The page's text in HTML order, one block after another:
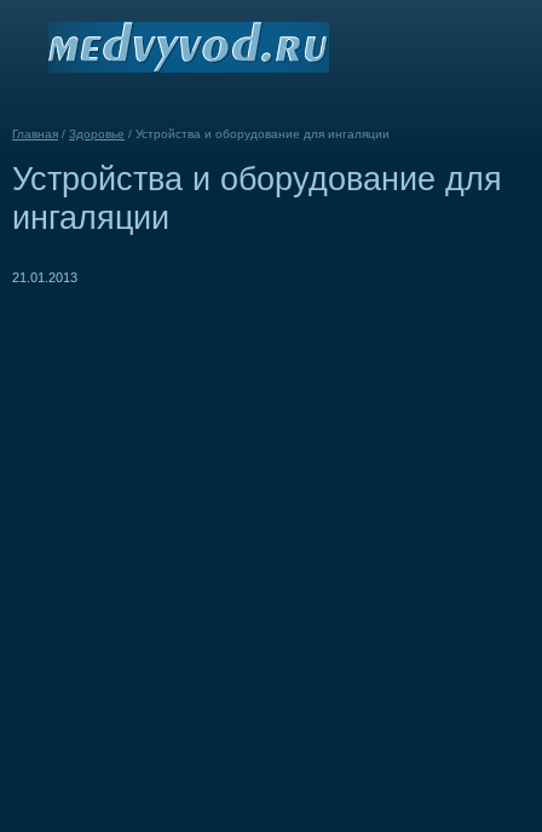
Главная / Здоровье / Устройства и оборудование для ингаляции
Устройства и оборудование для
ингаляции
21.01.2013